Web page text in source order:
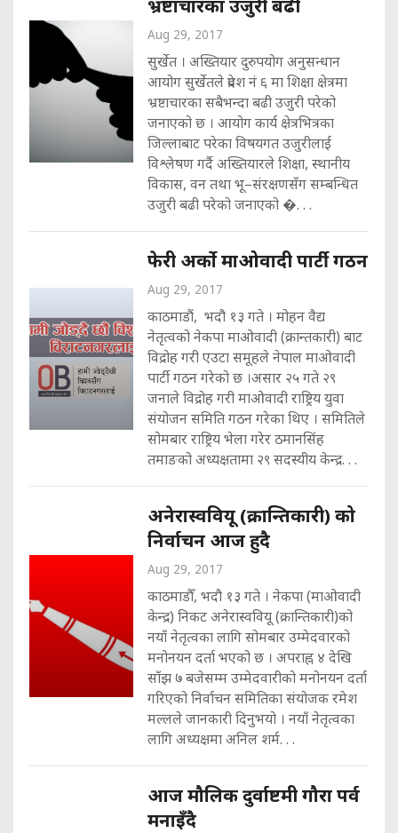
भ्रष्टाचारका उजुरी बढी
Aug 29, 2017
सुर्खेत । अख्तियार दुरुपयोग अनुसन्धान
आयोग सुर्खेतले प्रदेश नं ६ मा शिक्षा क्षेत्रमा
भ्रष्टाचारका सबैभन्दा बढी उजुरी परेको
जनाएको छ । आयोग कार्य क्षेत्रभित्रका
जिल्लाबाट परेका विषयगत उजुरीलाई
विश्लेषण गर्दै अख्तियारले शिक्षा, स्थानीय
विकास, वन तथा भू–संरक्षणसँग सम्बन्धित
उजुरी बढी परेको जनाएको �. . .
फेरी अर्को माओवादी पार्टी गठन
Aug 29, 2017
काठमाडौं, भदौ १३ गते । मोहन वैद्य
नेतृत्वको नेकपा माओवादी (क्रान्तकारी) बाट
विद्रोह गरी एउटा समूहले नेपाल माओवादी
पार्टी गठन गरेको छ ।असार २५ गते २९
जनाले विद्रोह गरी माओवादी राष्ट्रिय युवा
संयोजन समिति गठन गरेका थिए । समितिले
सोमबार राष्ट्रिय भेला गरेर ठमानसिंह
तमाङको अध्यक्षतामा २९ सदस्यीय केन्द्र. . .
अनेरास्ववियू (क्रान्तिकारी) को
निर्वाचन आज हुदै
Aug 29, 2017
काठमाडौँ, भदौ १३ गते । नेकपा (माओवादी
केन्द्र) निकट अनेरास्ववियू (क्रान्तिकारी)को
नयाँ नेतृत्वका लागि सोमबार उम्मेदवारको
मनोनयन दर्ता भएको छ । अपराह्न ४ देखि
साँझ ७ बजेसम्म उम्मेदवारीको मनोनयन दर्ता
गरिएको निर्वाचन समितिका संयोजक रमेश
मल्लले जानकारी दिनुभयो । नयाँ नेतृत्वका
लागि अध्यक्षमा अनिल शर्म. . .
आज मौलिक दुर्वाष्टमी गौरा पर्व
मनाइँदै